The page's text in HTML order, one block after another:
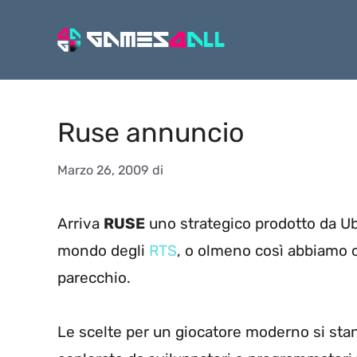
Ruse annuncio
Marzo 26, 2009 di
Arriva RUSE uno strategico prodotto da
mondo degli RTS, o olmeno così
parecchio.
Le scelte per un giocatore moderno si